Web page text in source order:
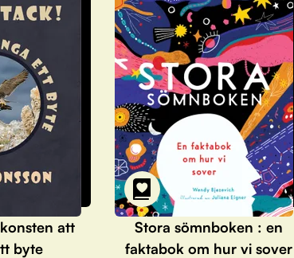
att
byte
Stora sömnboken : en
faktabok om hur vi sover